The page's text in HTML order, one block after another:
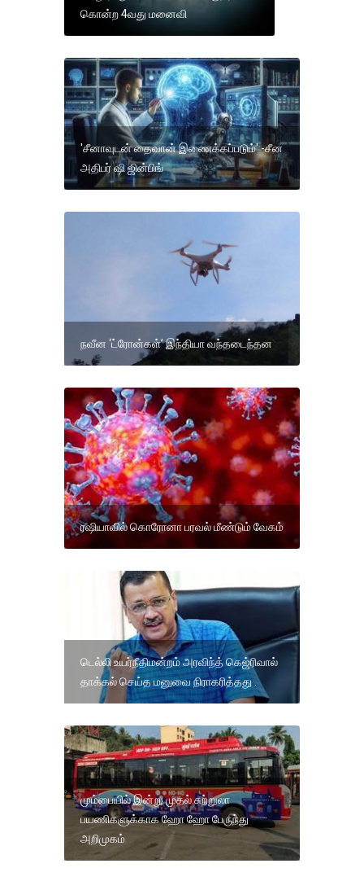
கொன்ற 4வது மனைவி
'சீனாவுடன் தைவான் இணைக்கப்படும்' -சீன
அதிபர் ஷி ஜின்பிங்
நவீன ‘ட்ரோன்கள்’ இந்தியா வந்தடைந்தன
ரஷியாவில் கொரோனா பரவல் மீண்டும் வேகம்
டெல்லி உயர்நீதிமன்றம் அரவிந்த் கெஜ்ரிவால்
தாக்கல் செய்த மனுவை நிராகரித்தது .
மும்பையில் இன்று முதல் சுற்றுலா
பயணிகளுக்காக ஹோ ஹோ பேருந்து
அறிமுகம்